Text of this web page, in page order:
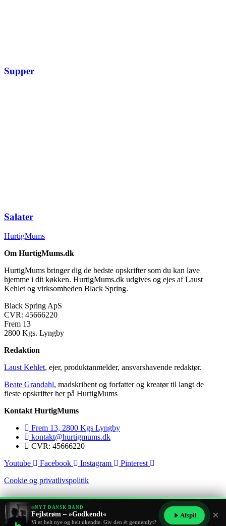
Supper
Salater
HurtigMums
Om HurtigMums.dk
HurtigMums bringer dig de bedste opskrifter som du kan lave
hjemme i dit køkken. HurtigMums.dk udgives og ejes af Laust
Kehlet og virksomheden Black Spring.
Black Spring ApS
CVR: 45666220
Frem 13
2800 Kgs. Lyngby
Redaktion
Laust Kehlet, ejer, produktanmelder, ansvarshavende redaktør.
Beate Grandahl, madskribent og forfatter og kreatør til langt de
fleste opskrifter her på HurtigMums
Kontakt HurtigMums
Frem 13, 2800 Kgs Lyngby
kontakt@hurtigmums.dk
CVR: 45666220
Youtube
Facebook Instagram
Pinterest
Cookie og privatlivspolitik
Copyright © 2014-2025 HurtigMums. All rights reserved.
NYT DANSK BAND
Fejlstrøm – »Godkendt«
Vi er helt nye og helt ukendte. Giv den ét gennemlyt?
Afspil ×